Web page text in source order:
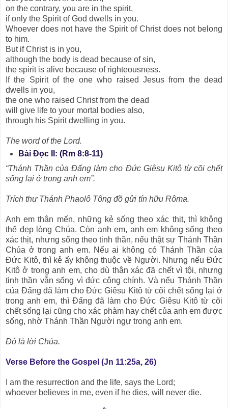
on the contrary, you are in the spirit,
if only the Spirit of God dwells in you.
Whoever does not have the Spirit of Christ does not belong
to him.
But if Christ is in you,
although the body is dead because of sin,
the spirit is alive because of righteousness.
If the Spirit of the one who raised Jesus from the dead
dwells in you,
the one who raised Christ from the dead
will give life to your mortal bodies also,
through his Spirit dwelling in you.
The word of the Lord.
Bài Ðọc II: (Rm 8:8-11)
“Thánh Thần của Ðấng làm cho Ðức Giêsu Kitô từ cõi chết
sống lại ở trong anh em”.
Trích thư Thánh Phaolô Tông đồ gửi tín hữu Rôma.
Anh em thân mến, những kẻ sống theo xác thịt, thì không
thể đẹp lòng Chúa. Còn anh em, anh em không sống theo
xác thịt, nhưng sống theo tinh thần, nếu thật sự Thánh Thần
Chúa ở trong anh em. Nếu ai không có Thánh Thần của
Ðức Kitô, thì kẻ ấy không thuộc về Người. Nhưng nếu Ðức
Kitô ở trong anh em, cho dù thân xác đã chết vì tội, nhưng
tinh thần vẫn sống vì đức công chính. Và nếu Thánh Thần
của Ðấng đã làm cho Ðức Giêsu Kitô từ cõi chết sống lại ở
trong anh em, thì Ðấng đã làm cho Ðức Giêsu Kitô từ cõi
chết sống lại cũng cho xác phàm hay chết của anh em được
sống, nhờ Thánh Thần Người ngự trong anh em.
Ðó là lời Chúa.
Verse Before the Gospel (Jn 11:25a, 26)
I am the resurrection and the life, says the Lord;
whoever believes in me, even if he dies, will never die.